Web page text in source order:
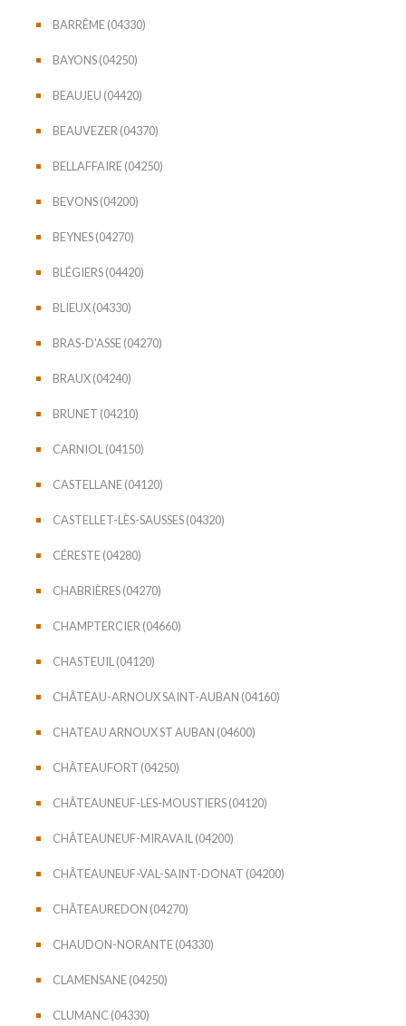
BARRÊME (04330)
BAYONS (04250)
BEAUJEU (04420)
BEAUVEZER (04370)
BELLAFFAIRE (04250)
BEVONS (04200)
BEYNES (04270)
BLÉGIERS (04420)
BLIEUX (04330)
BRAS-D'ASSE (04270)
BRAUX (04240)
BRUNET (04210)
CARNIOL (04150)
CASTELLANE (04120)
CASTELLET-LÈS-SAUSSES (04320)
CÉRESTE (04280)
CHABRIÈRES (04270)
CHAMPTERCIER (04660)
CHASTEUIL (04120)
CHÂTEAU-ARNOUX SAINT-AUBAN (04160)
CHATEAU ARNOUX ST AUBAN (04600)
CHÂTEAUFORT (04250)
CHÂTEAUNEUF-LES-MOUSTIERS (04120)
CHÂTEAUNEUF-MIRAVAIL (04200)
CHÂTEAUNEUF-VAL-SAINT-DONAT (04200)
CHÂTEAUREDON (04270)
CHAUDON-NORANTE (04330)
CLAMENSANE (04250)
CLUMANC (04330)